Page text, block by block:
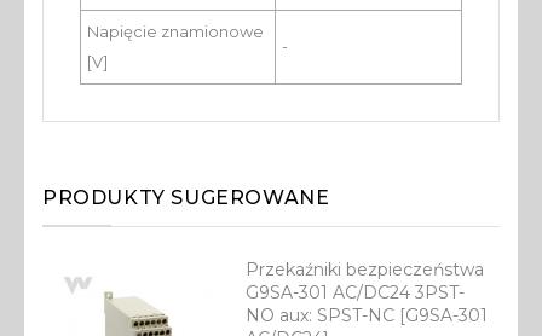
Napięcie znamionowe
[V]
-
PRODUKTY SUGEROWANE
Przekaźniki bezpieczeństwa
G9SA-301 AC/DC24 3PST-
NO aux: SPST-NC [G9SA-301